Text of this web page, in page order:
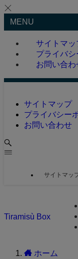
MENU
サイトマッ
プライバ
お問い合わ
サイトマップ
プライバシー
お問い合わせ
サイトマッ
Tiramisù Box
ホーム